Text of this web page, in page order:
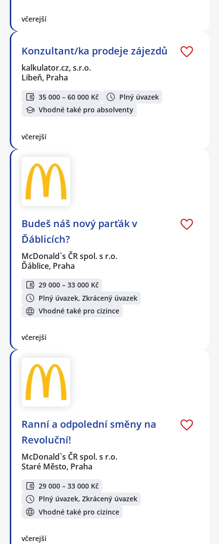
včerejší
Konzultant/ka prodeje zájezdů
kalkulator.cz, s.r.o.
Libeň, Praha
35 000 – 60 000 Kč
Plný úvazek
Vhodné také pro absolventy
včerejší
Budeš náš nový parťák v
Ďáblicích?
McDonald`s ČR spol. s r.o.
Ďáblice, Praha
29 000 – 33 000 Kč
Plný úvazek, Zkrácený úvazek
Vhodné také pro cizince
včerejší
Ranní a odpolední směny na
Revoluční!
McDonald`s ČR spol. s r.o.
Staré Město, Praha
29 000 – 33 000 Kč
Plný úvazek, Zkrácený úvazek
Vhodné také pro cizince
včerejší